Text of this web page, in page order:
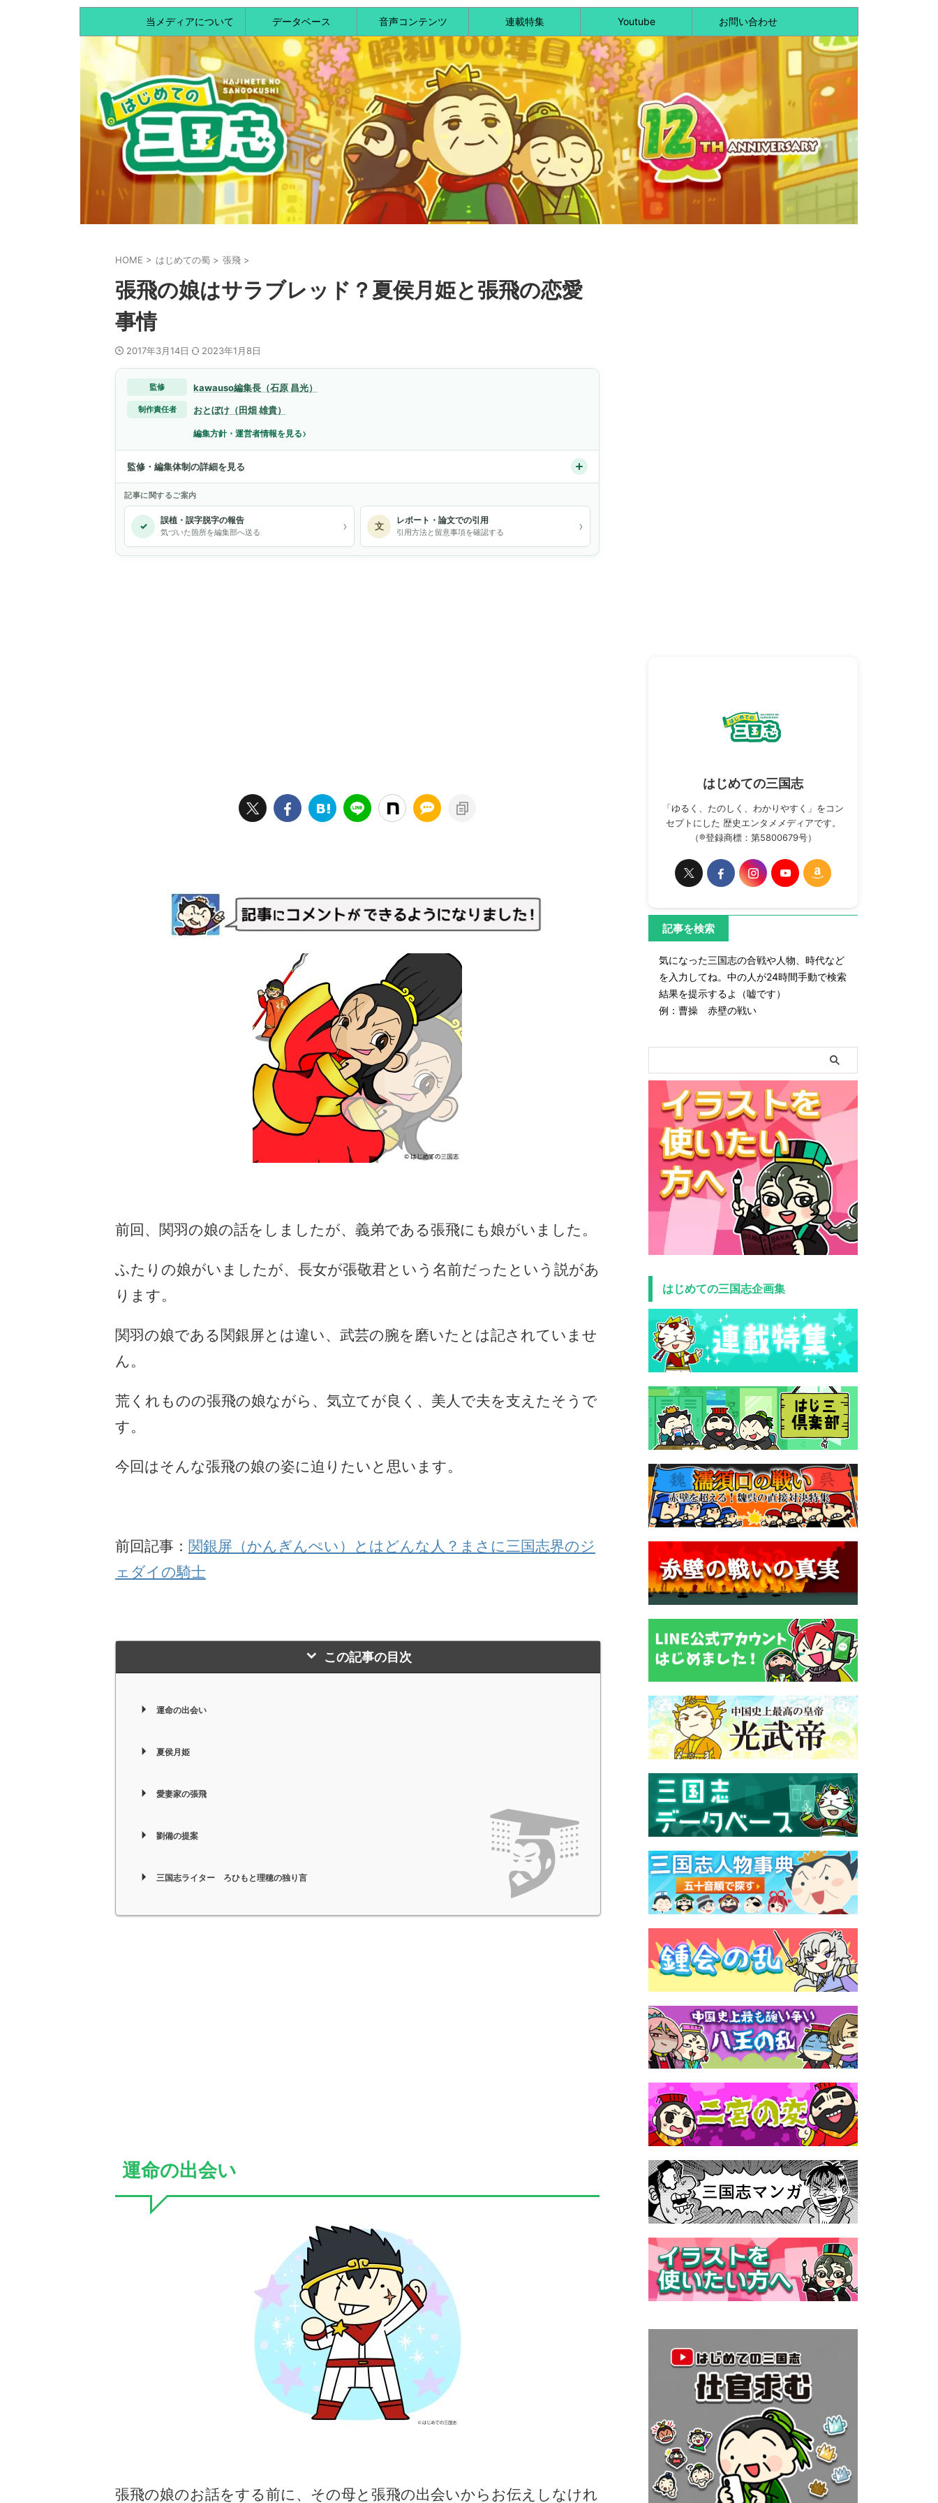
当メディアについて データベース 音声コンテンツ 連載特集 Youtube お問い合わせ
HOME > はじめての蜀 > 張飛 >
張飛の娘はサラブレッド？夏侯月姫と張飛の恋愛
事情
2017年3月14日 2023年1月8日
監修 kawauso編集長（石原 昌光）
制作責任者 おとぼけ（田畑 雄貴）
編集方針・運営者情報を見る›
監修・編集体制の詳細を見る
記事に関するご案内
✓ 誤植・誤字脱字の報告
気づいた箇所を編集部へ送る › 文 レポート・論文での引用
引用方法と留意事項を確認する ›
前回、関羽の娘の話をしましたが、義弟である張飛にも娘がいました。
ふたりの娘がいましたが、長女が張敬君という名前だったという説があ
ります。
関羽の娘である関銀屏とは違い、武芸の腕を磨いたとは記されていませ
ん。
荒くれものの張飛の娘ながら、気立てが良く、美人で夫を支えたそうで
す。
今回はそんな張飛の娘の姿に迫りたいと思います。
前回記事： 関銀屏（かんぎんぺい）とはどんな人？まさに三国志界のジ
ェダイの騎士
この記事の目次
運命の出会い
夏侯月姫
愛妻家の張飛
劉備の提案
三国志ライター ろひもと理穂の独り言
運命の出会い
張飛の娘のお話をする前に、その母と張飛の出会いからお伝えしなけれ
はじめての三国志
「ゆるく、たのしく、わかりやすく」をコン
セプトにした 歴史エンタメメディアです。
（®登録商標：第5800679号）
記事を検索
気になった三国志の合戦や人物、時代など
を入力してね。中の人が24時間手動で検索
結果を提示するよ（嘘です）
例：曹操 赤壁の戦い
はじめての三国志企画集